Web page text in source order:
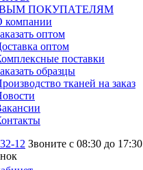
ПОКУПАТЕЛЯМ
компании
оптом
оптом
поставки
образцы
тканей на заказ
12 Звоните с 08:30 до 17:30